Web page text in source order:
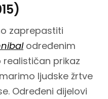
zaprepastiti
određenim
prikaz
ljudske žrtve
Određeni dijelovi